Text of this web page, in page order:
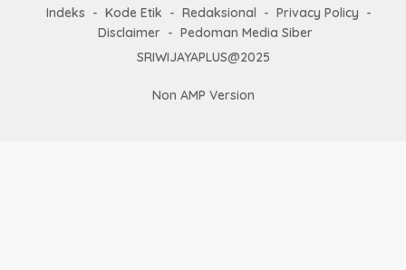
Indeks Kode Etik Redaksional
Privacy Policy
Disclaimer
Pedoman Media Siber
SRIWIJAYAPLUS@2025
Non AMP Version